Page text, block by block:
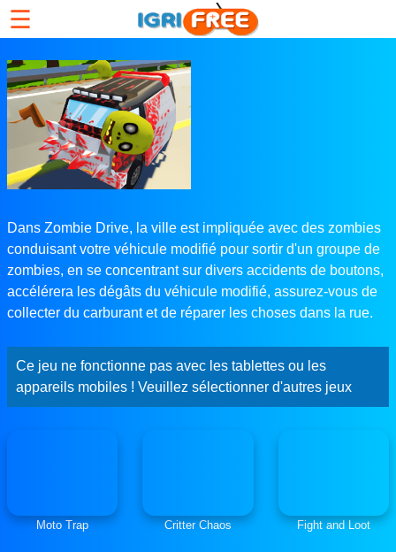
☰
Dans Zombie Drive, la ville est impliquée avec des zombies
conduisant votre véhicule modifié pour sortir d'un groupe de
zombies, en se concentrant sur divers accidents de boutons,
accélérera les dégâts du véhicule modifié, assurez-vous de
collecter du carburant et de réparer les choses dans la rue.
Ce jeu ne fonctionne pas avec les tablettes ou les
appareils mobiles ! Veuillez sélectionner d'autres jeux
Moto Trap Critter Chaos Fight and Loot